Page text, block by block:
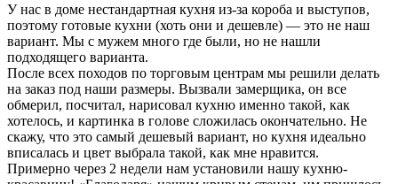
У нас в доме нестандартная кухня из-за короба и выступов,
поэтому готовые кухни (хоть они и дешевле) — это не наш
вариант. Мы с мужем много где были, но не нашли
подходящего варианта.
После всех походов по торговым центрам мы решили делать
на заказ под наши размеры. Вызвали замерщика, он все
обмерил, посчитал, нарисовал кухню именно такой, как
хотелось, и картинка в голове сложилась окончательно. Не
скажу, что это самый дешевый вариант, но кухня идеально
вписалась и цвет выбрала такой, как мне нравится.
Примерно через 2 недели нам установили нашу кухню-